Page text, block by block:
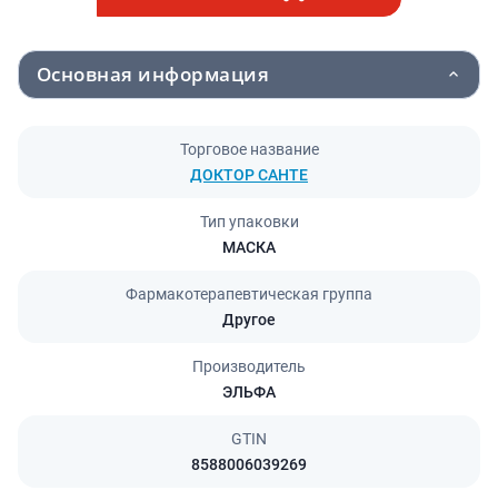
Основная информация
Торговое название
ДОКТОР САНТЕ
Тип упаковки
МАСКА
Фармакотерапевтическая группа
Другое
Производитель
ЭЛЬФА
GTIN
8588006039269